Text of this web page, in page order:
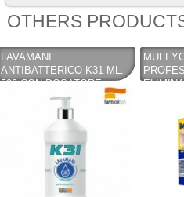
OTHERS
LAVAMANI
ANTIBATTERICO K31 ML.
500 CON DOSATORE -
FAREN INDUSTRIE
CHIMICHE SPA